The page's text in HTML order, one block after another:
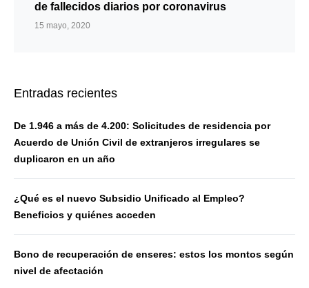
de fallecidos diarios por coronavirus
15 mayo, 2020
Entradas recientes
De 1.946 a más de 4.200: Solicitudes de residencia por
Acuerdo de Unión Civil de extranjeros irregulares se
duplicaron en un año
¿Qué es el nuevo Subsidio Unificado al Empleo?
Beneficios y quiénes acceden
Bono de recuperación de enseres: estos los montos según
nivel de afectación